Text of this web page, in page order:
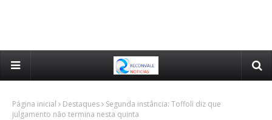
Página inicial Destaques
Segunda instância: Toffoli diz que
julgamento não termina nesta quinta